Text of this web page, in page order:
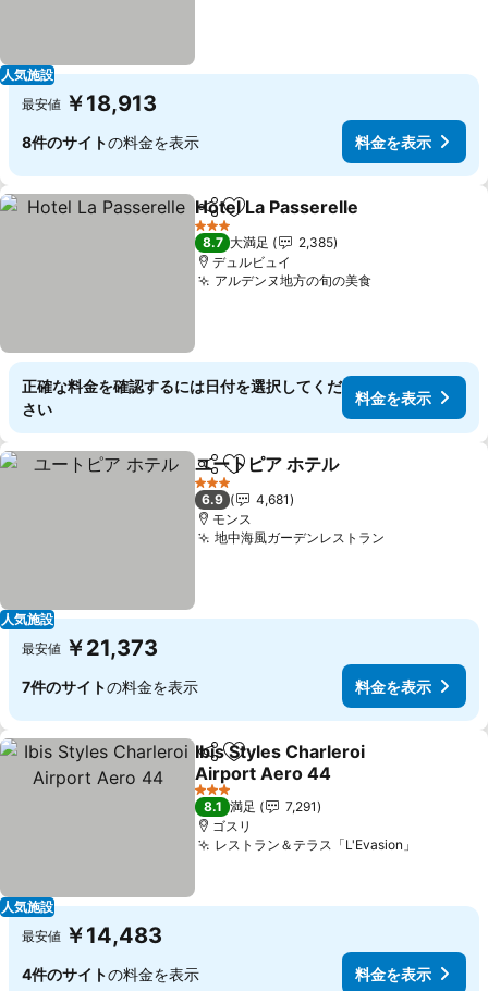
人気施設
最安値 ￥18,913
8件のサイトの料金を表示 料金を表示
シェアお気に入りに追加
Hotel La Passerelle
3 ホテルのランク
8.7 大満足
2,385
デュルビュイ
アルデンヌ地方の旬の美食料金を表示
正確な料金を確認するには日付を選択してくだ
さい
料金を表示
人気施設
シェアお気に入りに追加
ユートピア ホテル
3 ホテルのランク
6.9
4,681
モンス
地中海風ガーデンレストラン
最安値 ￥21,373
7件のサイトの料金を表示 料金を表示
人気施設
シェアお気に入りに追加
Ibis Styles Charleroi
Airport Aero 44
料金を表示
3 ホテルのランク
8.1 満足
7,291
ゴスリ
レストラン＆テラス「L'Evasion」
最安値 ￥14,483
4件のサイトの料金を表示 料金を表示